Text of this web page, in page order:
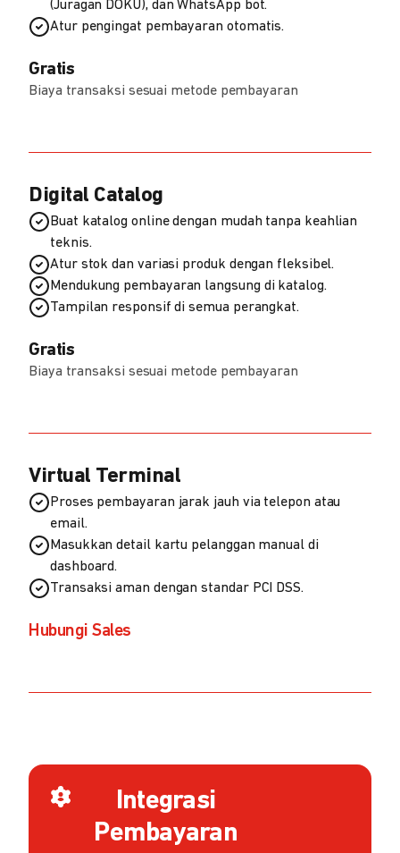
(Juragan DOKU), dan WhatsApp bot.
Atur pengingat pembayaran otomatis.
Gratis
Biaya transaksi sesuai metode pembayaran
Digital Catalog
Buat katalog online dengan mudah tanpa keahlian
teknis.
Atur stok dan variasi produk dengan fleksibel.
Mendukung pembayaran langsung di katalog.
Tampilan responsif di semua perangkat.
Gratis
Biaya transaksi sesuai metode pembayaran
Virtual Terminal
Proses pembayaran jarak jauh via telepon atau
email.
Masukkan detail kartu pelanggan manual di
dashboard.
Transaksi aman dengan standar PCI DSS.
Hubungi Sales
Integrasi
Pembayaran